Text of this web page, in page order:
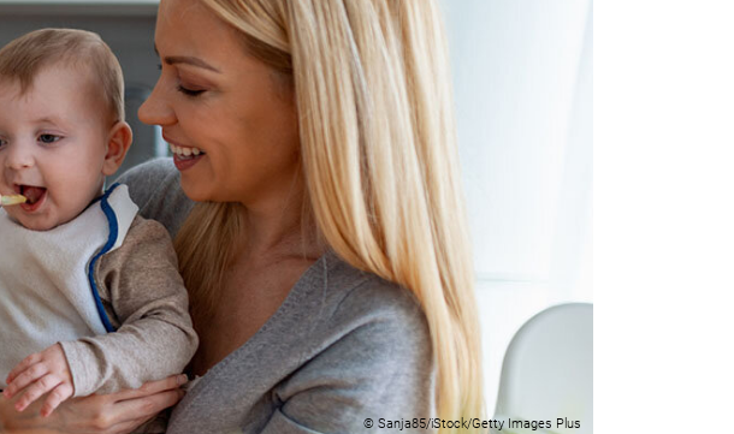
© Sanja85/iStock/Getty Images Plus